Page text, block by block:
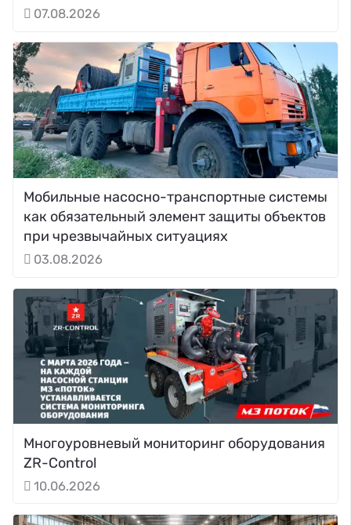
07.08.2026
Мобильные насосно-транспортные системы
как обязательный элемент защиты объектов
при чрезвычайных ситуациях
03.08.2026
Многоуровневый мониторинг оборудования
ZR-Control
10.06.2026